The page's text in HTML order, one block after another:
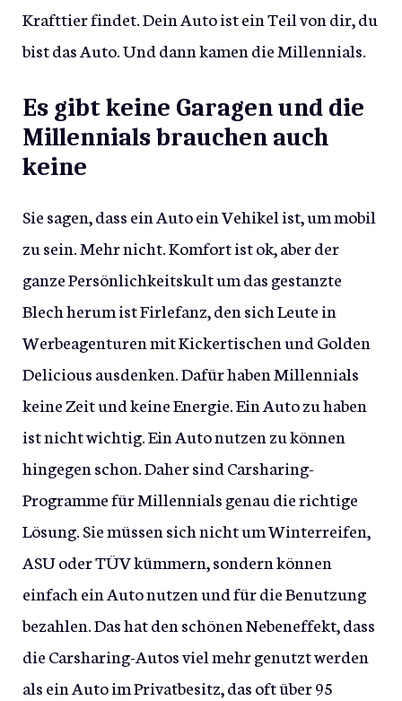
Krafttier findet. Dein Auto ist ein Teil von dir, du
bist das Auto. Und dann kamen die Millennials.
Es gibt keine Garagen und die
Millennials brauchen auch
keine
Sie sagen, dass ein Auto ein Vehikel ist, um mobil
zu sein. Mehr nicht. Komfort ist ok, aber der
ganze Persönlichkeitskult um das gestanzte
Blech herum ist Firlefanz, den sich Leute in
Werbeagenturen mit Kickertischen und Golden
Delicious ausdenken. Dafür haben Millennials
keine Zeit und keine Energie. Ein Auto zu haben
ist nicht wichtig. Ein Auto nutzen zu können
hingegen schon. Daher sind Carsharing-
Programme für Millennials genau die richtige
Lösung. Sie müssen sich nicht um Winterreifen,
ASU oder TÜV kümmern, sondern können
einfach ein Auto nutzen und für die Benutzung
bezahlen. Das hat den schönen Nebeneffekt, dass
die Carsharing-Autos viel mehr genutzt werden
als ein Auto im Privatbesitz, das oft über 95